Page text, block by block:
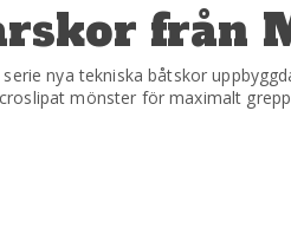
från
nya tekniska båtskor
mönster för maximalt